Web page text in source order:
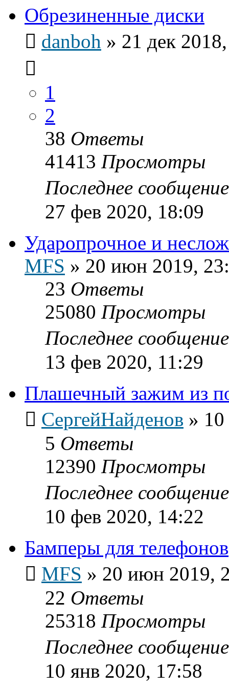
Обрезиненные диски
danboh » 21 дек
1
2
38 Ответы
41413 Просмотры
Последнее
27 фев 2020, 18:09
Ударопрочное и
MFS » 20 июн 2019,
23 Ответы
25080 Просмотры
Последнее
13 фев 2020, 11:29
Плашечный зажим из
СергейНайденов »
5 Ответы
12390 Просмотры
Последнее
10 фев 2020, 14:22
Бамперы для телефонов
MFS » 20 июн 2019,
22 Ответы
25318 Просмотры
Последнее
10 янв 2020, 17:58